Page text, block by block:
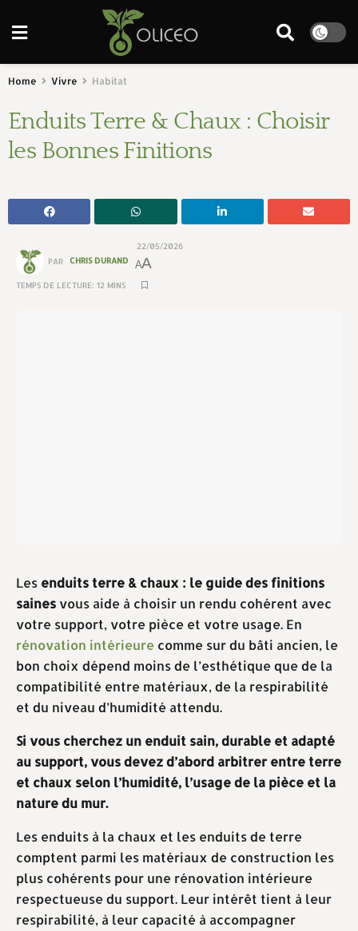
Home Vivre Habitat
Enduits Terre & Chaux : Choisir
les Bonnes Finitions
PAR CHRIS DURAND
TEMPS DE LECTURE: 12 MINS
22/05/2026
AA
Les enduits terre & chaux : le guide des finitions
saines vous aide à choisir un rendu cohérent avec
votre support, votre pièce et votre usage. En
rénovation intérieure comme sur du bâti ancien, le
bon choix dépend moins de l’esthétique que de la
compatibilité entre matériaux, de la respirabilité
et du niveau d’humidité attendu.
Si vous cherchez un enduit sain, durable et adapté
au support, vous devez d’abord arbitrer entre terre
et chaux selon l’humidité, l’usage de la pièce et la
nature du mur.
Les enduits à la chaux et les enduits de terre
comptent parmi les matériaux de construction les
plus cohérents pour une rénovation intérieure
respectueuse du support. Leur intérêt tient à leur
respirabilité, à leur capacité à accompagner